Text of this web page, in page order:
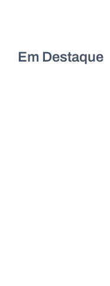
Em Destaque